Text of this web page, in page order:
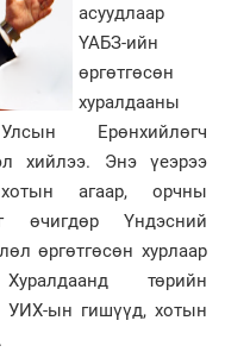
асуудлаар
ҮАБЗ-ийн
өргөтгөсөн
хуралдааны
Ерөнхийлөгч
хийлээ. Энэ үеэрээ
агаар, орчны
өчигдөр Үндэсний
өргөтгөсөн хурлаар
төрийн
УИХ-ын гишүүд, хотын